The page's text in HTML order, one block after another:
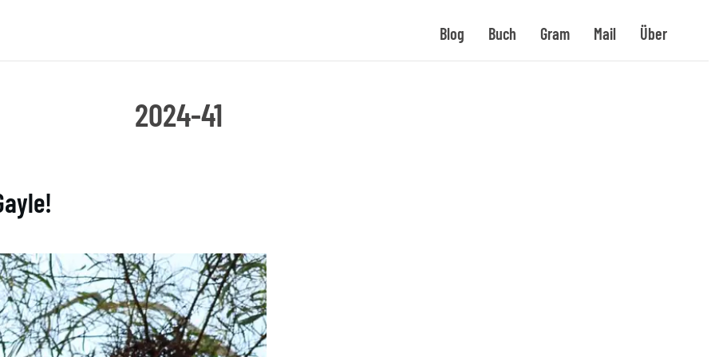
Blog Buch Gram Mail Über
2024-41